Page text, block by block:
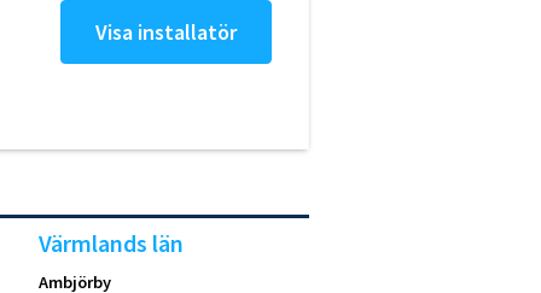
Visa installatör
Värmlands län
Ambjörby